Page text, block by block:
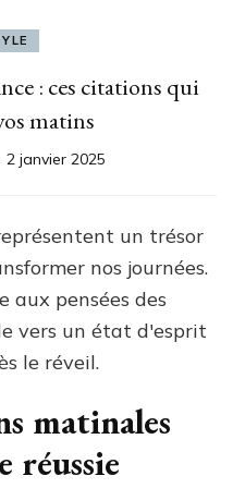
: ces citations qui
matins
2 janvier 2025
un trésor
nos journées.
aux pensées des
vers un état d'esprit
le réveil.
matinales
réussie